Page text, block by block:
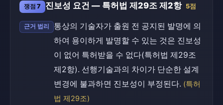
쟁점 7 진보성 요건 — 특허법 제29조 제2항 5점
근거 법리
통상의 기술자가 출원 전 공지된 발명에 의
하여 용이하게 발명할 수 있는 것은 진보성
이 없어 특허받을 수 없다(특허법 제29조
제2항). 선행기술과의 차이가 단순한 설계
변경에 불과하면 진보성이 부정된다. (특허
법 제29조)